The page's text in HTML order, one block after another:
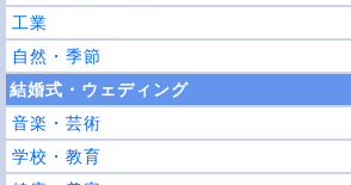
工業
自然・季節
結婚式・ウェディング
音楽・芸術
学校・教育